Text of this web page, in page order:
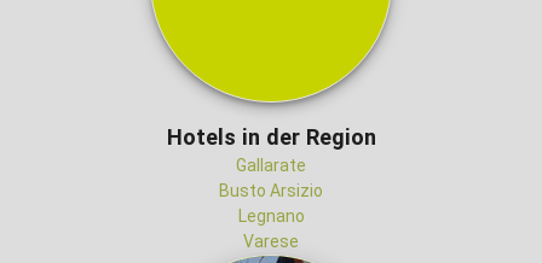
Hotels in der Region
Gallarate
Busto Arsizio
Legnano
Varese